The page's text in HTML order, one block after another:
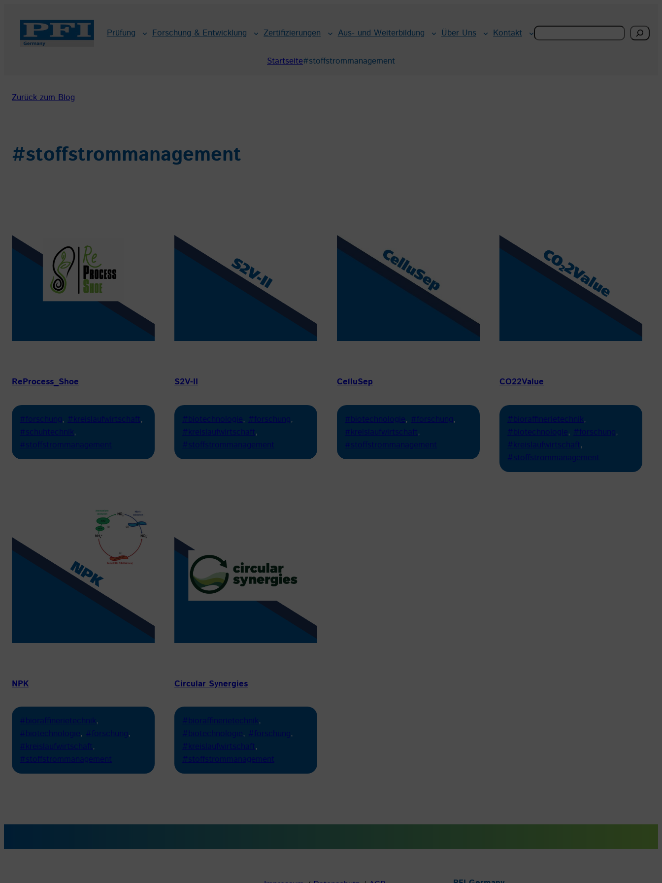
Inhalt
springen
Prüfung Forschung & Entwicklung Zertifizierungen Aus- und Weiterbildung Über Uns Kontakt Search
Startseite#stoffstrommanagement
Zurück zum Blog
#stoffstrommanagement
ReProcess_Shoe
#forschung, #kreislaufwirtschaft
#schuhtechnik
#stoffstrommanagement
S2V-II
#biotechnologie, #forschung
#kreislaufwirtschaft
#stoffstrommanagement
CelluSep
#biotechnologie, #forschung
#kreislaufwirtschaft
#stoffstrommanagement
CO22Value
#bioraffinerietechnik
#biotechnologie, #forschung
#kreislaufwirtschaft
#stoffstrommanagement
NPK
#bioraffinerietechnik
#biotechnologie, #forschung
#kreislaufwirtschaft
#stoffstrommanagement
Circular Synergies
#bioraffinerietechnik
#biotechnologie, #forschung
#kreislaufwirtschaft
#stoffstrommanagement